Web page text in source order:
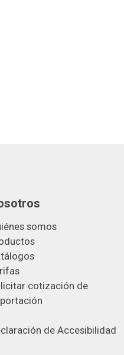
somos
cotización de
n
de Accesibilidad